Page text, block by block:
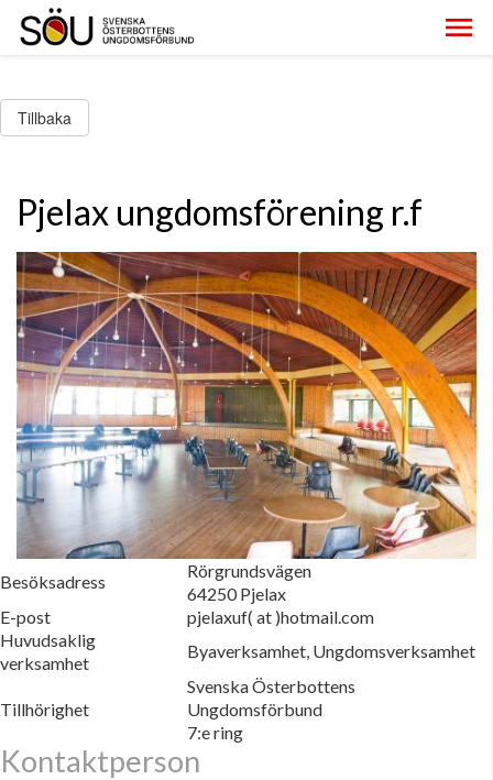
Tillbaka
Pjelax ungdomsförening r.f
Besöksadress
Rörgrundsvägen
64250 Pjelax
E-post
pjelaxuf( at )hotmail.com
Huvudsaklig
verksamhet
Byaverksamhet, Ungdomsverksamhet
Tillhörighet
Svenska Österbottens
Ungdomsförbund
7:e ring
Kontaktperson